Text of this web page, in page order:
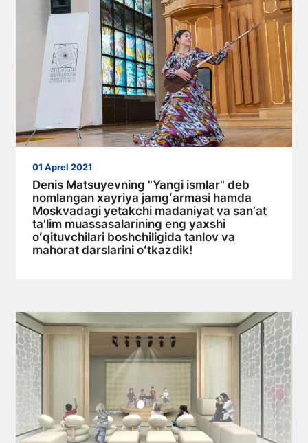
01 Aprel 2021
Denis Matsuyevning "Yangi ismlar" deb
nomlangan xayriya jamgʻarmasi hamda
Moskvadagi yetakchi madaniyat va sanʼat
taʼlim muassasalarining eng yaxshi
oʻqituvchilari boshchiligida tanlov va
mahorat darslarini oʻtkazdik!